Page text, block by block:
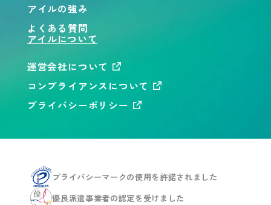
アイルの強み
よくある質問
アイルについて
運営会社について
コンプライアンスについて
プライバシーポリシー
プライバシーマークの使用を許諾されました
優良派遣事業者の認定を受けました